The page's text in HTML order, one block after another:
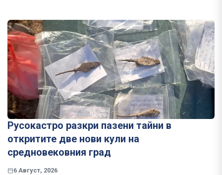
Русокастро разкри пазени тайни в
откритите две нови кули на
средновековния град
6 Август, 2026